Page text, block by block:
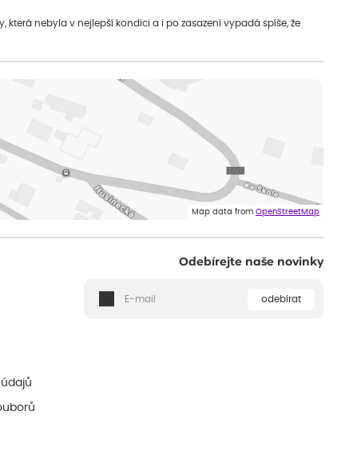
nebyla v nejlepší kondici a i po zasazení vypadá spíše, že
Map data from OpenStreetMap
Odebírejte naše novinky
odebírat